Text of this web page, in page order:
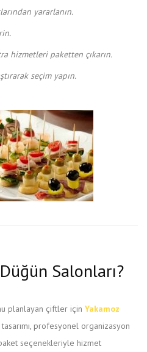
yararlanın.
hizmetleri paketten çıkarın.
seçim yapın.
Salonları?
planlayan çiftler için Yakamoz
profesyonel organizasyon
seçenekleriyle hizmet